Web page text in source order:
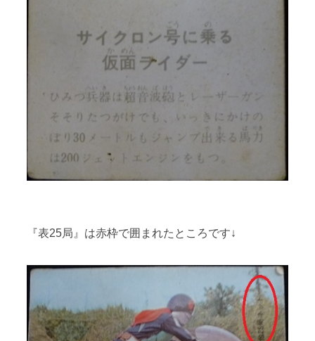
『表25局』は赤枠で囲まれたところです↓